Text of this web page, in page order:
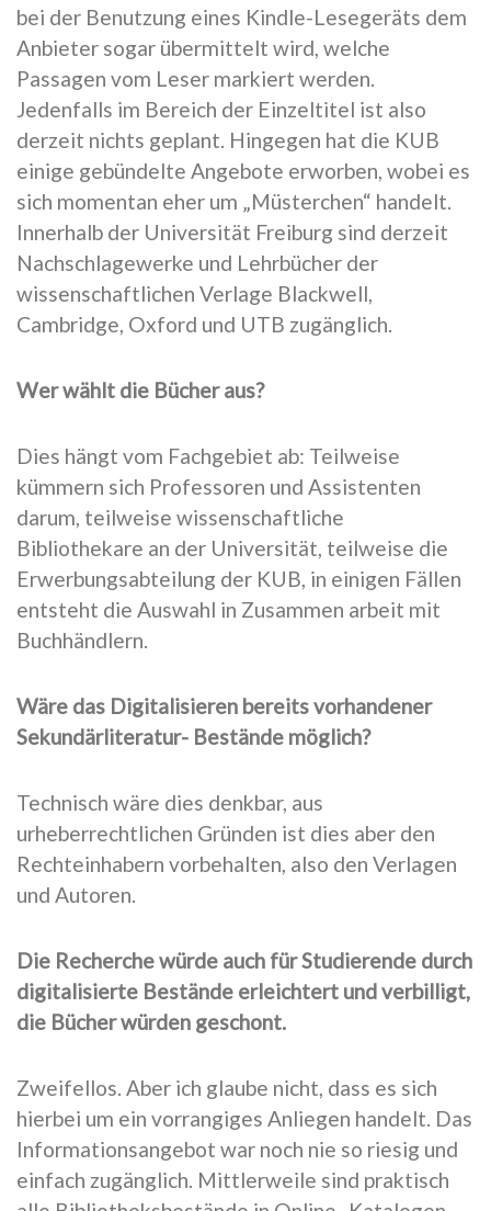
bei der Benutzung eines Kindle-Lesegeräts dem
Anbieter sogar übermittelt wird, welche
Passagen vom Leser markiert werden.
Jedenfalls im Bereich der Einzeltitel ist also
derzeit nichts geplant. Hingegen hat die KUB
einige gebündelte Angebote erworben, wobei es
sich momentan eher um „Müsterchen“ handelt.
Innerhalb der Universität Freiburg sind derzeit
Nachschlagewerke und Lehrbücher der
wissenschaftlichen Verlage Blackwell,
Cambridge, Oxford und UTB zugänglich.
Wer wählt die Bücher aus?
Dies hängt vom Fachgebiet ab: Teilweise
kümmern sich Professoren und Assistenten
darum, teilweise wissenschaftliche
Bibliothekare an der Universität, teilweise die
Erwerbungsabteilung der KUB, in einigen Fällen
entsteht die Auswahl in Zusammen arbeit mit
Buchhändlern.
Wäre das Digitalisieren bereits vorhandener
Sekundärliteratur- Bestände möglich?
Technisch wäre dies denkbar, aus
urheberrechtlichen Gründen ist dies aber den
Rechteinhabern vorbehalten, also den Verlagen
und Autoren.
Die Recherche würde auch für Studierende durch
digitalisierte Bestände erleichtert und verbilligt,
die Bücher würden geschont.
Zweifellos. Aber ich glaube nicht, dass es sich
hierbei um ein vorrangiges Anliegen handelt. Das
Informationsangebot war noch nie so riesig und
einfach zugänglich. Mittlerweile sind praktisch